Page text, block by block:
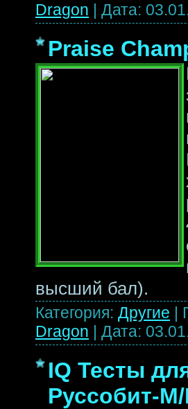
Dragon | Дата:
Praise
высший бал).
Категория: Другие |
Dragon | Дата:
IQ Тесты
Руссобит-М/